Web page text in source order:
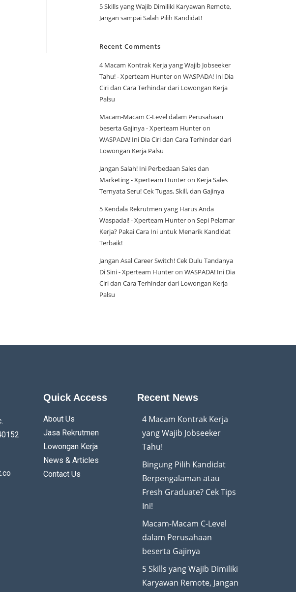
5 Skills yang Wajib Dimiliki Karyawan Remote,
Jangan sampai Salah Pilih Kandidat!
Recent Comments
4 Macam Kontrak Kerja yang Wajib Jobseeker
Tahu! - Xperteam Hunteron WASPADA! Ini Dia
Ciri dan Cara Terhindar dari Lowongan Kerja
Palsu
Macam-Macam C-Level dalam Perusahaan
beserta Gajinya - Xperteam Hunteron
WASPADA! Ini Dia Ciri dan Cara Terhindar dari
Lowongan Kerja Palsu
Jangan Salah! Ini Perbedaan Sales dan
Marketing - Xperteam Hunteron Kerja Sales
Ternyata Seru! Cek Tugas, Skill, dan Gajinya
5 Kendala Rekrutmen yang Harus Anda
Waspadai! - Xperteam Hunteron Sepi Pelamar
Kerja? Pakai Cara Ini untuk Menarik Kandidat
Terbaik!
Jangan Asal Career Switch! Cek Dulu Tandanya
Di Sini - Xperteam Hunteron WASPADA! Ini Dia
Ciri dan Cara Terhindar dari Lowongan Kerja
Palsu
Quick Access
About Us
Jasa Rekrutmen
Lowongan Kerja
News & Articles
Contact Us
Recent News
4 Macam Kontrak Kerja
yang Wajib Jobseeker
Tahu!
Bingung Pilih Kandidat
Berpengalaman atau
Fresh Graduate? Cek Tips
Ini!
Macam-Macam C-Level
dalam Perusahaan
beserta Gajinya
5 Skills yang Wajib Dimiliki
Karyawan Remote, Jangan